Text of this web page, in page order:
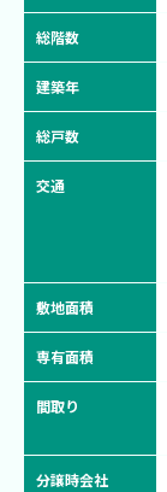
総階数
建築年
総戸数
交通
敷地面積
専有面積
間取り
分譲時会社